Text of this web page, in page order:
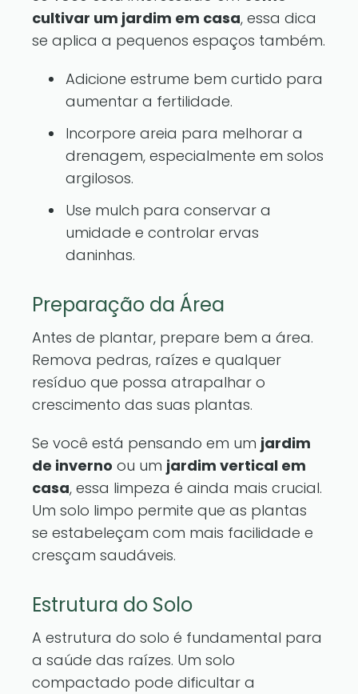
cultivar um jardim em casa, essa dica
se aplica a pequenos espaços também.
Adicione estrume bem curtido para
aumentar a fertilidade.
Incorpore areia para melhorar a
drenagem, especialmente em solos
argilosos.
Use mulch para conservar a
umidade e controlar ervas
daninhas.
Preparação da Área
Antes de plantar, prepare bem a área.
Remova pedras, raízes e qualquer
resíduo que possa atrapalhar o
crescimento das suas plantas.
Se você está pensando em um jardim
de inverno ou um jardim vertical em
casa, essa limpeza é ainda mais crucial.
Um solo limpo permite que as plantas
se estabeleçam com mais facilidade e
cresçam saudáveis.
Estrutura do Solo
A estrutura do solo é fundamental para
a saúde das raízes. Um solo
compactado pode dificultar a